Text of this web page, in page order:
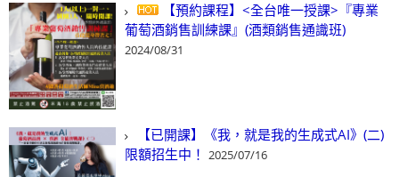
【預約課程】<全台唯一授課>『專業
葡萄酒銷售訓練課』(酒類銷售通識班)
2024/08/31
【已開課】《我，就是我的生成式AI》(二)
限額招生中！ 2025/07/16